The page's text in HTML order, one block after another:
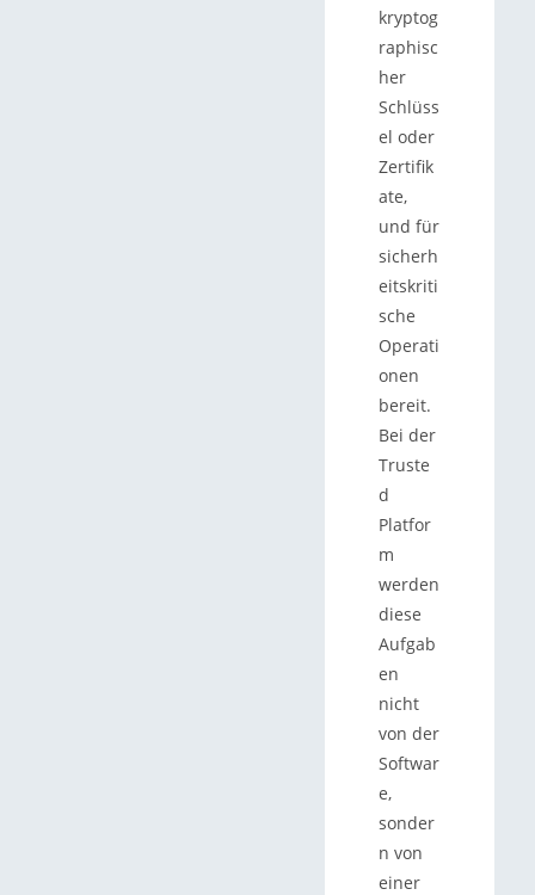
kryptog
raphisc
her
Schlüss
el oder
Zertifik
ate,
und für
sicherh
eitskriti
sche
Operati
onen
bereit.
Bei der
Truste
d
Platfor
m
werden
diese
Aufgab
en
nicht
von der
Softwar
e,
sonder
n von
einer